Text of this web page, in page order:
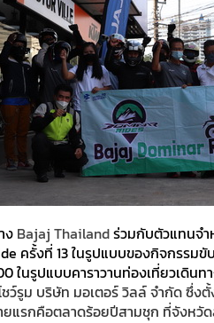
ง Bajaj Thailandร่วมกับตัวแทนจ
ครั้งที่ 13 ในรูปแบบของกิจกรร
ในรูปแบบคาราวานท่องเที่ยวเดิน
ชว์รูม บริษัท มอเตอร์ วิลล์ จำกัด ซึ่
ยแรกคือตลาดร้อยปีสามชุก ที่จังห